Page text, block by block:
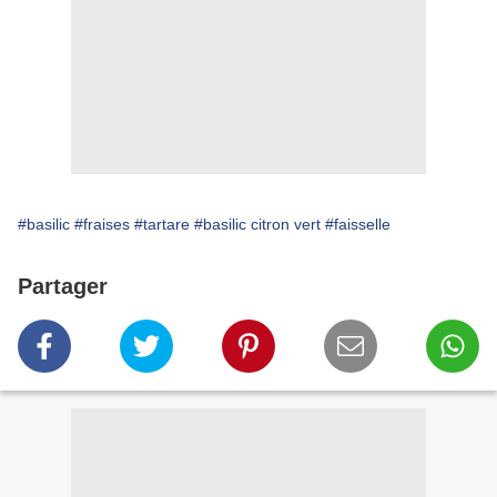
#basilic #fraises #tartare #basilic citron vert #faisselle
Partager